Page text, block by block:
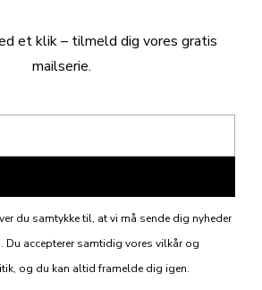
et klik – tilmeld dig vores gratis
mailserie.
du samtykke til, at vi må sende dig nyheder
Du accepterer samtidig vores vilkår og
og du kan altid framelde dig igen.